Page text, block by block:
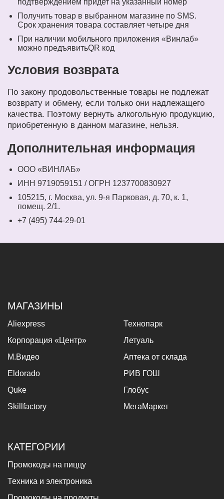
подтверждением придет на указанный номер
Получить товар в выбранном магазине по SMS.
Срок хранения товара составляет четыре дня
При наличии мобильного приложения «Винлаб»
можно предъявитьQR код
Условия возврата
По закону продовольственные товары не подлежат
возврату и обмену, если только они надлежащего
качества. Поэтому вернуть алкогольную продукцию,
приобретенную в данном магазине, нельзя.
Дополнительная информация
ООО «ВИНЛАБ»
ИНН 9719059151 / ОГРН 1237700830927
105215, г. Москва, ул. 9-я Парковая, д. 70, к. 1,
помещ. 2/1.
+7 (495) 744-29-01
МАГАЗИНЫ
Aliexpress
Технопарк
Корпорация «Центр»
Летуаль
М.Видео
Аптека от склада
Eldorado
РИВ ГОШ
Quke
Глобус
Skillfactory
МегаМаркет
КАТЕГОРИИ
Промокоды на пиццу
Техника и электроника